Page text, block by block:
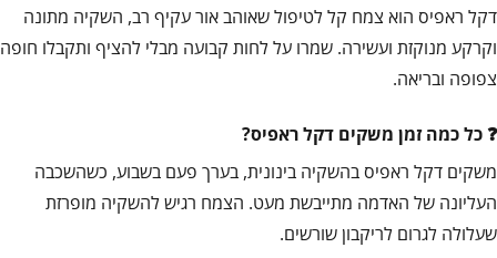
דקל ראפיס הוא צמח קל לטיפול שאוהב אור עקיף רב, השקיה מתונה
וקרקע מנוקזת ועשירה. שמרו על לחות קבועה מבלי להציף ותקבלו חופה
צפופה ובריאה.
כל כמה זמן משקים דקל ראפיס?
משקים דקל ראפיס בהשקיה בינונית, בערך פעם בשבוע, כשהשכבה
העליונה של האדמה מתייבשת מעט. הצמח רגיש להשקיה מופרזת
שעלולה לגרום לריקבון שורשים.